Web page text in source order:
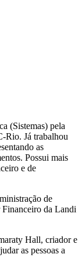
(Sistemas) pela
Rio. Já trabalhou
as
Possui mais
e de
de
da Landi
Hall, criador e
as pessoas a